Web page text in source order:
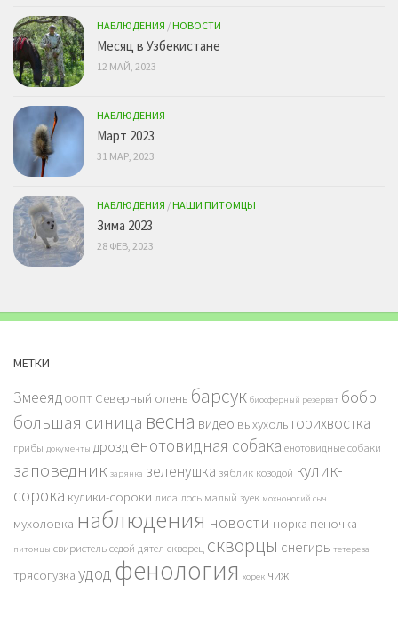
НАБЛЮДЕНИЯ /НОВОСТИ
Месяц в Узбекистане
12 МАЙ, 2023
НАБЛЮДЕНИЯ
Март 2023
31 МАР, 2023
НАБЛЮДЕНИЯ /НАШИ ПИТОМЦЫ
Зима 2023
28 ФЕВ, 2023
МЕТКИ
ЗмееядООПТ Северный олень барсук биосферный резерват бобр
большая синица весна видео выхухоль горихвостка
грибы документы дрозд енотовидная собака енотовидные собаки
заповедник зарянка зеленушка зяблик козодой кулик-
сорока кулики-сороки лиса лось малый зуек мохноногий сыч
мухоловка наблюдения новости норка пеночка
питомцы свиристельседой дятел скворец скворцы снегирь тетерева
трясогузка удод фенология хорек чиж